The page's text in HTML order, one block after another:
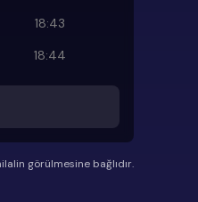
18:43
18:44
görülmesine bağlıdır.